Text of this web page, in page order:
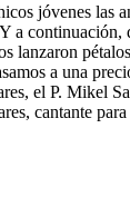
jóvenes las
a continuación,
lanzaron
a una
el P. Mikel
cantante